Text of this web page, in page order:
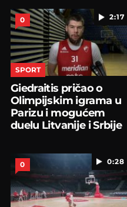
2:17
0
SPORT
Giedraitis pričao o
Olimpijskim igrama u
Parizu i mogućem
duelu Litvanije i Srbije
0:28
0